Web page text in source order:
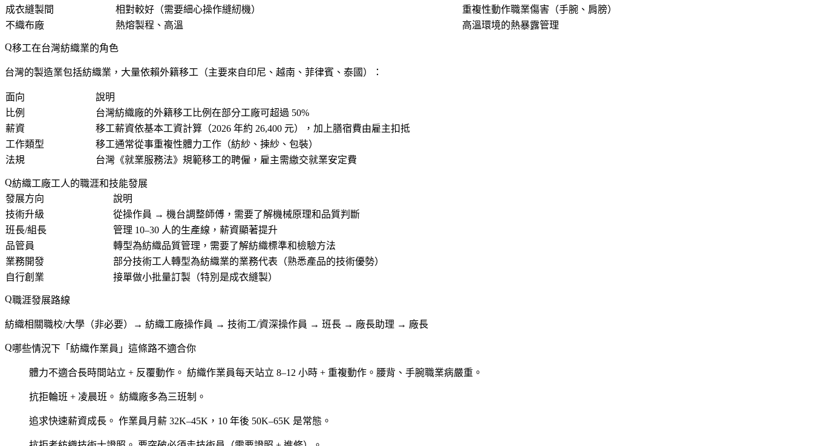
成衣縫製間
相對較好（需要細心操作縫紉機）
重複性動作職業傷害（手腕、肩膀）
不織布廠
熱熔製程、高溫 高溫環境的熱暴露管理
移工在台灣紡織業的角色
台灣的製造業包括紡織業，大量依賴外籍移工（主要來自印尼、越南、菲律賓、泰國）：
面向
說明
比例
台灣紡織廠的外籍移工比例在部分工廠可超過 50%
薪資
移工薪資依基本工資計算（2026 年約 26,400 元），加上膳宿費由雇主扣抵
工作類型
移工通常從事重複性體力工作（紡紗、揀紗、包裝）
法規
台灣《就業服務法》規範移工的聘僱，雇主需繳交就業安定費
紡織工廠工人的職涯和技能發展
發展方向
說明
技術升級
從操作員 → 機台調整師傅，需要了解機械原理和品質判斷
班長/組長
管理 10–30 人的生產線，薪資顯著提升
品管員
轉型為紡織品質管理，需要了解紡織標準和檢驗方法
業務開發
部分技術工人轉型為紡織業的業務代表（熟悉產品的技術優勢）
自行創業
接單做小批量訂製（特別是成衣縫製）
職涯發展路線
紡織相關職校/大學（非必要）→ 紡織工廠操作員 → 技術工/資深操作員 → 班長 → 廠長助理 → 廠長
哪些情況下「紡織作業員」這條路不適合你
體力不適合長時間站立 + 反覆動作。 紡織作業員每天站立 8–12 小時 + 重複動作。腰背、手腕職業病嚴重。
抗拒輪班 + 凌晨班。 紡織廠多為三班制。
追求快速薪資成長。 作業員月薪 32K–45K，10 年後 50K–65K 是常態。